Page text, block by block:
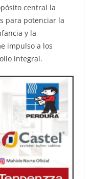
central la
para potenciar la
y la
impulso a los
integral.